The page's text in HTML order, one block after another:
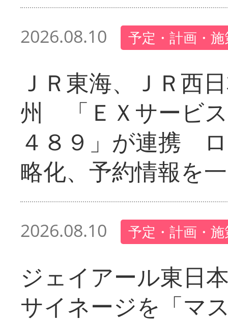
2026.08.10 予定・計画・
ＪＲ東海、ＪＲ西
州 「ＥＸサービ
４８９」が連携
略化、予約情報を
2026.08.10 予定・計画・
ジェイアール東日
サイネージを「マ